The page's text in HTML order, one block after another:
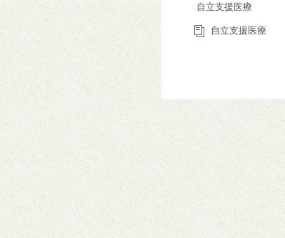
自立支援医療
自立支援医療